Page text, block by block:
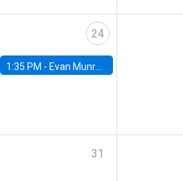
24
1:35 PM - Evan Munro, Neyman Visiting Assistant Professor in the Department of Statistics at UC Berkeley
31